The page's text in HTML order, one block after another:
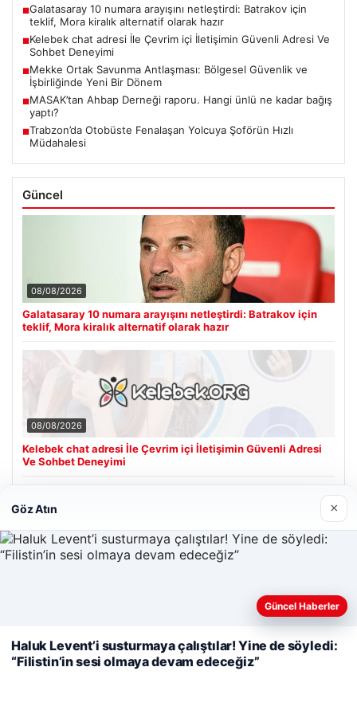
■Galatasaray 10 numara arayışını netleştirdi: Batrakov için
teklif, Mora kiralık alternatif olarak hazır
■Kelebek chat adresi İle Çevrim içi İletişimin Güvenli Adresi Ve
Sohbet Deneyimi
■Mekke Ortak Savunma Antlaşması: Bölgesel Güvenlik ve
İşbirliğinde Yeni Bir Dönem
■MASAK’tan Ahbap Derneği raporu. Hangi ünlü ne kadar bağış
yaptı?
■Trabzon’da Otobüste Fenalaşan Yolcuya Şoförün Hızlı
Müdahalesi
Güncel
08/08/2026
Galatasaray 10 numara arayışını netleştirdi: Batrakov için
teklif, Mora kiralık alternatif olarak hazır
08/08/2026
Kelebek chat adresi İle Çevrim içi İletişimin Güvenli Adresi
Ve Sohbet Deneyimi
Cengiz Sigorta
Web sitemizi nasıl kullandığınızı daha iyi anlayabilmek,
kullanıyoruz.
Çerez Politikamız
Reddet Kabul Et
Göz Atın ×
Güncel Haberler
Haluk Levent’i susturmaya çalıştılar! Yine de söyledi:
“Filistin’in sesi olmaya devam edeceğiz”